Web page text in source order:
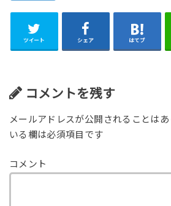
ツイート シェア はてブ
コメントを残す
メールアドレスが公開されることはあ
いる欄は必須項目です
コメント